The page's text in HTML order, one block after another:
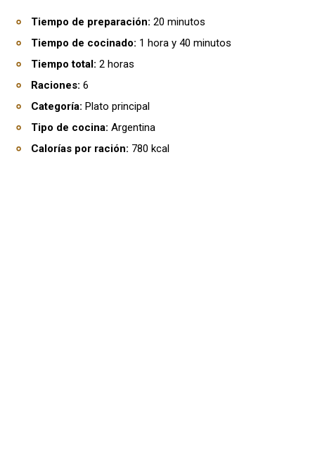
Tiempo de preparación: 20 minutos
Tiempo de cocinado: 1 hora y 40 minutos
Tiempo total: 2 horas
Raciones: 6
Categoría: Plato principal
Tipo de cocina: Argentina
Calorías por ración: 780 kcal